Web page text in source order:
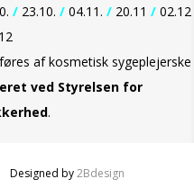
/ 23.10. / 04.11. / 20.11 / 02.12
af kosmetisk sygeplejerske
ved Styrelsen for
.
Designed by2Bdesign